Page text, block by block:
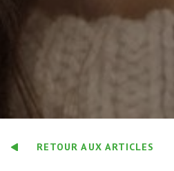
RETOUR AUX ARTICLES